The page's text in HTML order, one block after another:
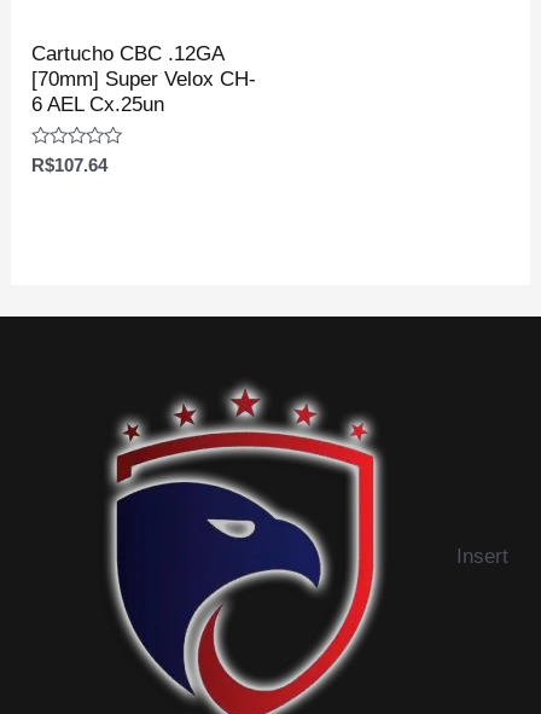
Cartucho CBC .12GA
[70mm] Super Velox CH-
6 AEL Cx.25un
Avaliação
R$107.64
Insert